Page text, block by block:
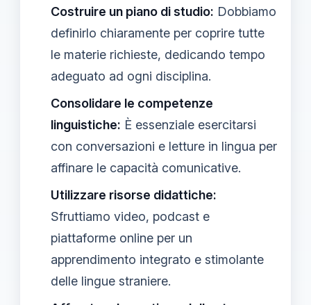
Costruire un piano di studio: Dobbiamo
definirlo chiaramente per coprire tutte
le materie richieste, dedicando tempo
adeguato ad ogni disciplina.
Consolidare le competenze
linguistiche: È essenziale esercitarsi
con conversazioni e letture in lingua per
affinare le capacità comunicative.
Utilizzare risorse didattiche:
Sfruttiamo video, podcast e
piattaforme online per un
apprendimento integrato e stimolante
delle lingue straniere.